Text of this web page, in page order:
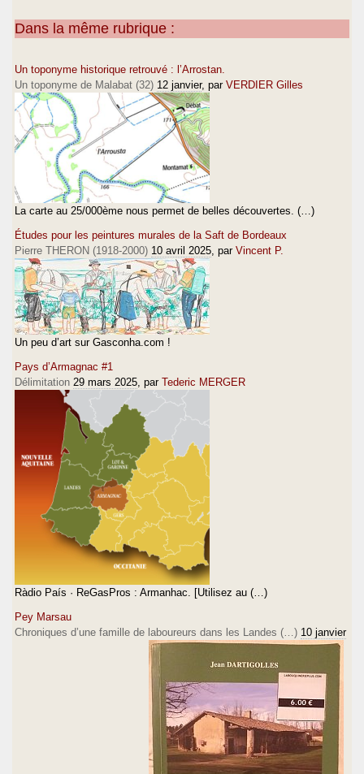
Dans la même rubrique :
Un toponyme historique retrouvé : l’Arrostan.
Un toponyme de Malabat (32) 12 janvier, par VERDIER Gilles
La carte au 25/000ème nous permet de belles découvertes. (…)
Études pour les peintures murales de la Saft de Bordeaux
Pierre THERON (1918-2000) 10 avril 2025 , par Vincent P.
Un peu d’art sur Gasconha.com !
Pays d’Armagnac #1
Délimitation 29 mars 2025 , par Tederic MERGER
Ràdio País · ReGasPros : Armanhac. [Utilisez au (…)
Pey Marsau
Chroniques d’une famille de laboureurs dans les Landes (…) 10 janvier